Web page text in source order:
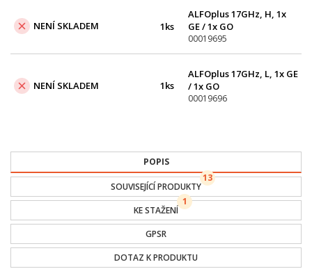
NENÍ SKLADEM 1ks
ALFOplus 17GHz, H, 1x
GE / 1x GO
00019695
NENÍ SKLADEM 1ks
ALFOplus 17GHz, L, 1x GE
/ 1x GO
00019696
POPIS
SOUVISEJÍCÍ PRODUKTY
13
KE STAŽENÍ
1
GPSR
DOTAZ K PRODUKTU